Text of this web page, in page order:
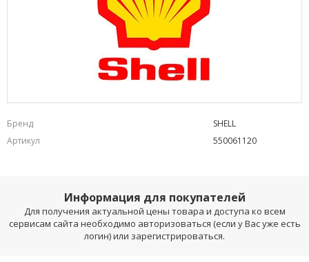
Бренд
SHELL
Артикул
550061120
Информация для покупателей
Для получения актуальной цены товара и доступа ко всем
сервисам сайта необходимо авторизоваться (если у Вас уже есть
логин) или зарегистрироваться.